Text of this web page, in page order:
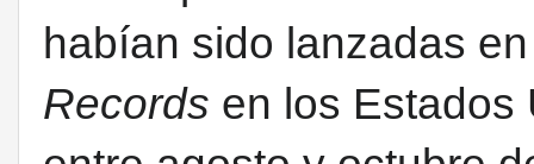
habían sido lanzadas
Records en los Estados